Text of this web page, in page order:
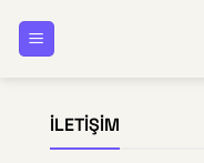
İLETIŞIM